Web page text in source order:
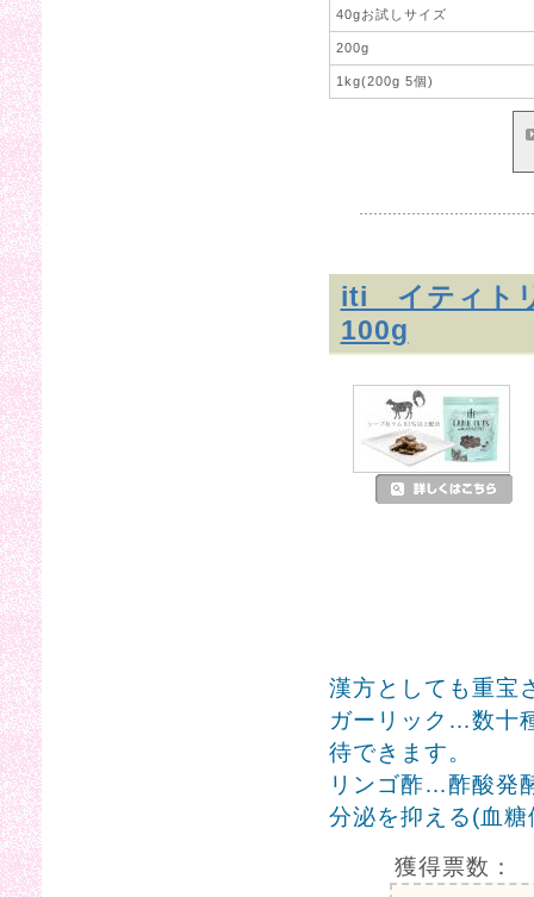
40gお試しサイズ
200g
1kg(200g 5個)
iti イティト
100g
漢方としても重宝
ガーリック…数十
待できます。
リンゴ酢…酢酸発
分泌を抑える(血
獲得票数：